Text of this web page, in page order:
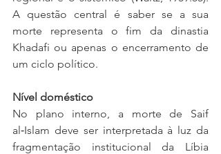
A questão central é saber se a sua
morte representa o fim da dinastia
Khadafi ou apenas o encerramento de
um ciclo político.
Nível doméstico
No plano interno, a morte de Saif
al‑Islam deve ser interpretada à luz da
fragmentação institucional da Líbia